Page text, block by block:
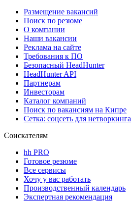
Размещение вакансий
Поиск по резюме
О компании
Наши вакансии
Реклама на сайте
Требования к ПО
Безопасный HeadHunter
HeadHunter API
Партнерам
Инвесторам
Каталог компаний
Поиск по вакансиям на Кипре
Сетка: соцсеть для нетворкинга
Соискателям
hh PRO
Готовое резюме
Все сервисы
Хочу у вас работать
Производственный календарь
Экспертная рекомендация